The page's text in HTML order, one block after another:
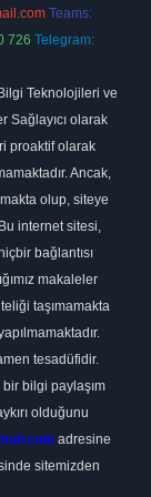
Teams:
726 Telegram:
Teknolojileri ve
Sağlayıcı olarak
proaktif olarak
Ancak,
olup, siteye
internet sitesi,
bağlantısı
makaleler
taşımamakta
tesadüfidir.
bilgi paylaşım
olduğunu
adresine
sitemizden